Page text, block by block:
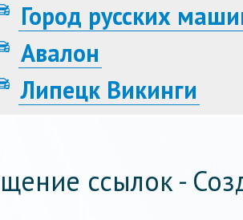
Город русских
Авалон
Липецк Викинги
ссылок -